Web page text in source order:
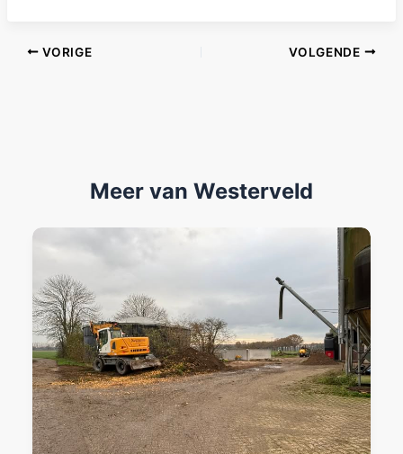
VORIGE VOLGENDE
Meer van Westerveld